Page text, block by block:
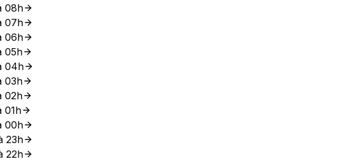
08h
07h
06h
05h
04h
03h
02h
01h
00h
23h
22h